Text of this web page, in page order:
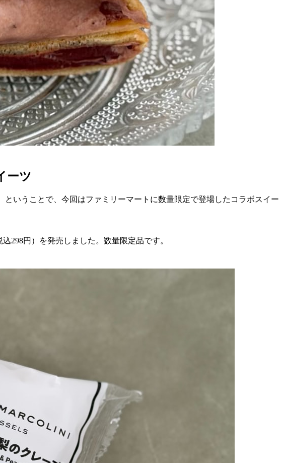
ーツ
いうことで、今回はファミリーマートに数量限定で登場したコラボスイー
298円）を発売しました。数量限定品です。